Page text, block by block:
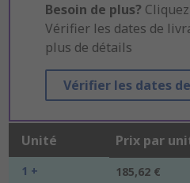
Besoin de plus?
Vérifier les dates de
plus de détails
Vérifier les dates
Unité Prix par
1 + 185,62 €